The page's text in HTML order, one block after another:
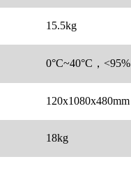
15.5kg
0°C~40°C，<95%
120x1080x480mm
18kg